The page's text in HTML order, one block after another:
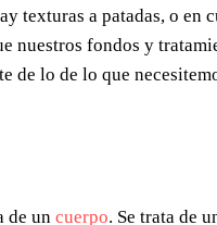
texturas a patadas, o en
nuestros fondos y
lo de lo que
de un cuerpo. Se trata de